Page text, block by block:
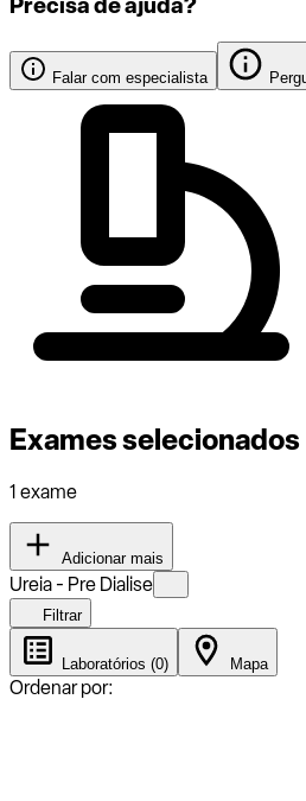
Precisa de ajuda?
Falar com especialista
Exames selecionados
1 exame
Adicionar mais
Ureia - Pre Dialise
Filtrar
Laboratórios (0) Mapa
Ordenar por: